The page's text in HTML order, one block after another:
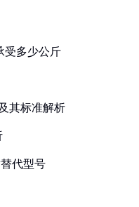
受多少公斤
其标准解析
代型号